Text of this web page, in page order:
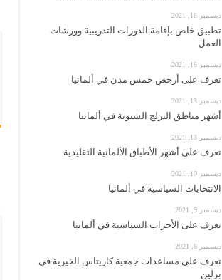
ديسمبر 18, 2021
تطبيق خاص بإقامة الدورات التدريبية وورشات
العمل
ديسمبر 16, 2021
تعرف على أرخص خمس مدن في ألمانيا
ديسمبر 13, 2021
أشهر مناطق التزلج الشتوية في ألمانيا
ديسمبر 13, 2021
تعرف على أشهر الأطباق الألمانية التقليدية
ديسمبر 10, 2021
الانتخابات السياسية في ألمانيا
ديسمبر 9, 2021
تعرف على الأحزاب السياسية في ألمانيا
ديسمبر 8, 2021
تعرف على مساعدات جمعية كاريتاس الخيرية في
برلين